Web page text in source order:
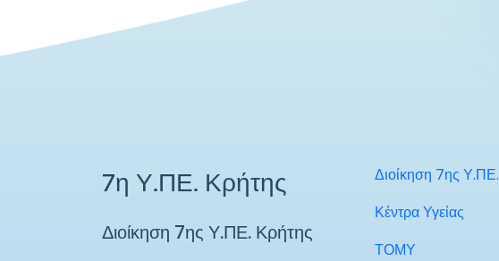
7η Υ.ΠΕ. Κρήτης
Διοίκηση 7ης Υ.ΠΕ. Κρήτης
Διοίκηση 7ης Υ.ΠΕ.
Κέντρα Υγείας
ΤΟΜΥ